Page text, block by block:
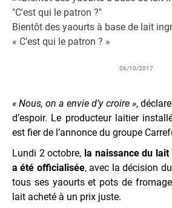
Bientôt des yaourts à base de lait
« C’est qui le patron ? »
06/10/2017
« Nous, on a envie d’y croire »,
d’espoir. Le producteur laitier
est fier de l’annonce du groupe
Lundi 2 octobre, la naissance du
a été officialisée, avec la décision
tous ses yaourts et pots de
lait acheté à un prix juste.